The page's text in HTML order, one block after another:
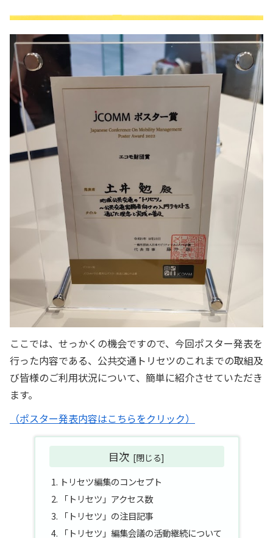
ここでは、せっかくの機会ですので、今回ポスター発表を
行った内容である、公共交通トリセツのこれまでの取組及
び皆様のご利用状況について、簡単に紹介させていただき
ます。
（ポスター発表内容はこちらをクリック）
目次
トリセツ編集のコンセプト
「トリセツ」アクセス数
「トリセツ」の注目記事
「トリセツ」編集会議の活動継続について